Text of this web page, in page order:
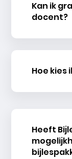
Kan ik
docent?
Hoe kies
Heeft